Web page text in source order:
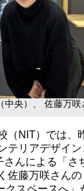
央）、 佐藤万咲
NIT）では、
テリアデザイ
さんによる「
佐藤万咲さん
クスペースへ」